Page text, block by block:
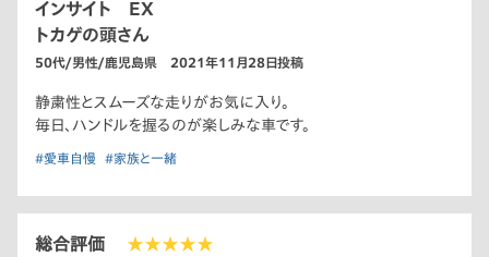
インサイト EX
トカゲの頭さん
50代/男性/鹿児島県 2021年11月28日投稿
静粛性とスムーズな走りがお気に入り。
毎日、ハンドルを握るのが楽しみな車です。
#愛車自慢 #家族と一緒
総合評価 ★★★★★